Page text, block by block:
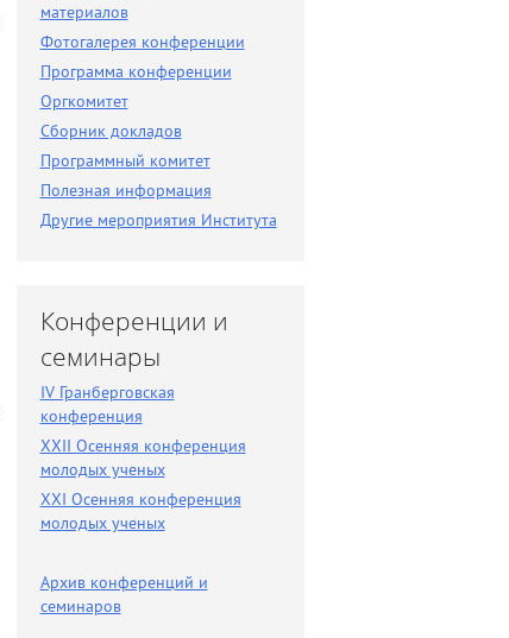
Поиск по новостям
материалов
Фотогалерея конференции
Программа конференции
Оргкомитет
Сборник докладов
Программный комитет
Полезная информация
Другие мероприятия Института
Конференции и
семинары
IV Гранберговская
конференция
XXII Осенняя конференция
молодых ученых
XXI Осенняя конференция
молодых ученых
Архив конференций и
семинаров